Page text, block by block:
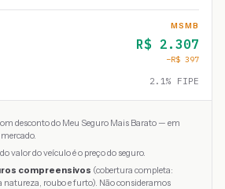
MSMB
R$ 2.307
−R$ 397
2.1% FIPE
desconto do Meu Seguro Mais Barato — em
valor do veículo é o preço do seguro.
compreensivos (cobertura completa:
natureza, roubo e furto). Não consideramos